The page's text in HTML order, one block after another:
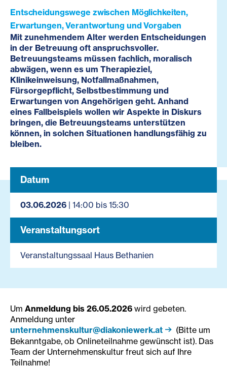
Entscheidungswege zwischen Möglichkeiten,
Erwartungen, Verantwortung und Vorgaben
Mit zunehmendem Alter werden Entscheidungen
in der Betreuung oft anspruchsvoller.
Betreuungsteams müssen fachlich, moralisch
abwägen, wenn es um Therapieziel,
Klinikeinweisung, Notfallmaßnahmen,
Fürsorgepflicht, Selbstbestimmung und
Erwartungen von Angehörigen geht. Anhand
eines Fallbeispiels wollen wir Aspekte in Diskurs
bringen, die Betreuungsteams unterstützen
können, in solchen Situationen handlungsfähig zu
bleiben.
Datum
03.06.2026 | 14:00 bis 15:30
Veranstaltungsort
Veranstaltungssaal Haus Bethanien
Um Anmeldung bis 26.05.2026 wird gebeten.
Anmeldung unter
unternehmenskultur@diakoniewerk.at
(Bitte um
Bekanntgabe, ob Onlineteilnahme gewünscht ist). Das
Team der Unternehmenskultur freut sich auf Ihre
Teilnahme!